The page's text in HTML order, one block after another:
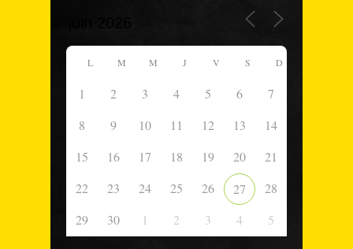
L M M J V S D
1 2 3 4 5 6
7
8
9 10 11 12 13
14
15
16 17 18 19 20
21
22
23 24 25 26 27
28
29
30 1 2 3 4 5